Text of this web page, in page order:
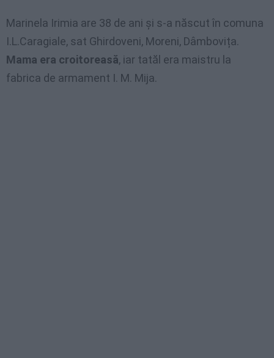
Marinela Irimia are 38 de ani și s-a născut în comuna
I.L.Caragiale, sat Ghirdoveni, Moreni, Dâmbovița.
Mama era croitoreasă, iar tatăl era maistru la
fabrica de armament I. M. Mija.